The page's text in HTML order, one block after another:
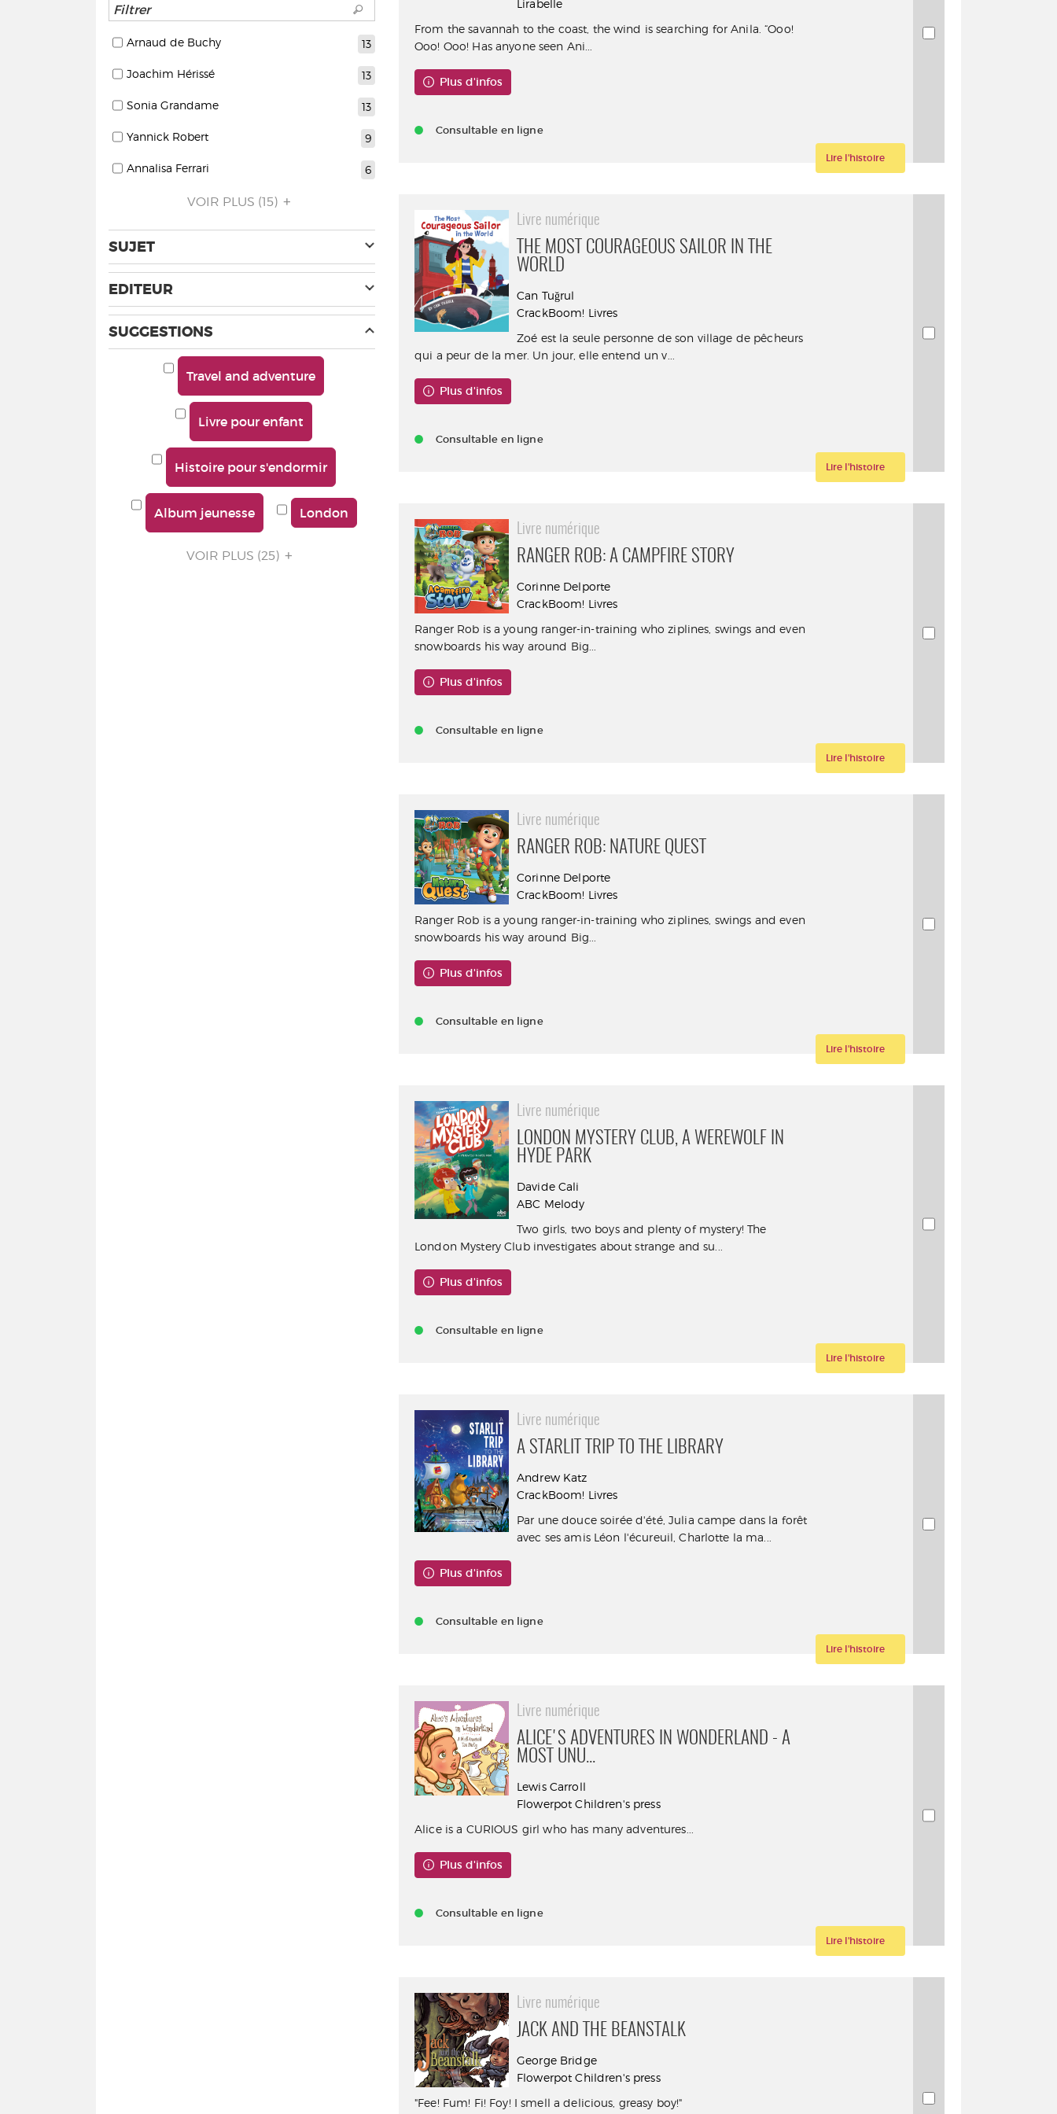
Lirabelle
From the savannah to the coast, the wind is searching for Anila. “Ooo!
Ooo! Ooo! Has anyone seen Ani...
Plus d'infos
Consultable en ligne
Lire l'histoire
Livre numérique
THE MOST COURAGEOUS SAILOR IN THE
WORLD
Can Tuğrul
CrackBoom! Livres
Zoé est la seule personne de son village de pêcheurs
qui a peur de la mer. Un jour, elle entend un v...
Plus d'infos
Consultable en ligne
Lire l'histoire
Livre numérique
RANGER ROB: A CAMPFIRE STORY
Corinne Delporte
CrackBoom! Livres
Ranger Rob is a young ranger-in-training who ziplines, swings and even
snowboards his way around Big...
Plus d'infos
Consultable en ligne
Lire l'histoire
Livre numérique
RANGER ROB: NATURE QUEST
Corinne Delporte
CrackBoom! Livres
Ranger Rob is a young ranger-in-training who ziplines, swings and even
snowboards his way around Big...
Plus d'infos
Consultable en ligne
Lire l'histoire
Livre numérique
LONDON MYSTERY CLUB, A WEREWOLF IN
HYDE PARK
Davide Cali
ABC Melody
Two girls, two boys and plenty of mystery! The
London Mystery Club investigates about strange and su...
Plus d'infos
Consultable en ligne
Lire l'histoire
Livre numérique
A STARLIT TRIP TO THE LIBRARY
Andrew Katz
CrackBoom! Livres
Par une douce soirée d'été, Julia campe dans la forêt
avec ses amis Léon l'écureuil, Charlotte la ma...
Plus d'infos
Consultable en ligne
Lire l'histoire
Livre numérique
ALICE'S ADVENTURES IN WONDERLAND - A
MOST UNU...
Lewis Carroll
Flowerpot Children's press
Alice is a CURIOUS girl who has many adventures...
Plus d'infos
Consultable en ligne
Lire l'histoire
Livre numérique
JACK AND THE BEANSTALK
George Bridge
Flowerpot Children's press
"Fee! Fum! Fi! Foy! I smell a delicious, greasy boy!"
13
Arnaud de Buchy
13
Joachim Hérissé
13
Sonia Grandame
9
Yannick Robert
6
Annalisa Ferrari
VOIR PLUS (15)
SUJET
EDITEUR
SUGGESTIONS
Travel and adventure
Livre pour enfant
Histoire pour s'endormir
Album jeunesse London
VOIR PLUS (25)